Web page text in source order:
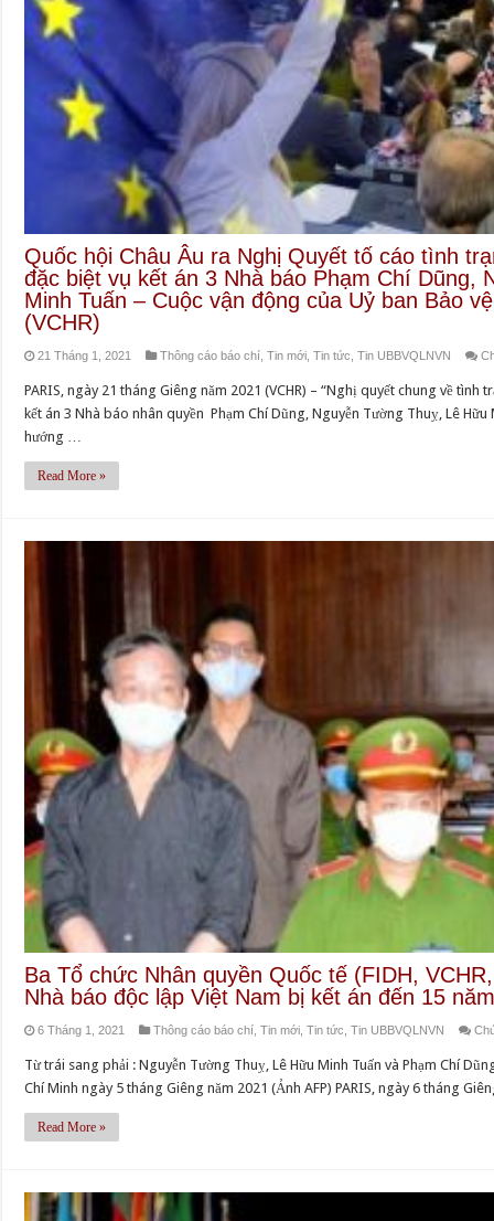
Quốc hội Châu Âu ra Nghị Quyết tố cáo tình
đặc biệt vụ kết án 3 Nhà báo Phạm Chí Dũng,
Minh Tuấn – Cuộc vận động của Uỷ ban Bảo
(VCHR)
21 Tháng 1, 2021 Thông cáo báo chí ,Tin mới ,Tin tức ,Tin UBBVQLNVN
PARIS, ngày 21 tháng Giêng năm 2021 (VCHR) – “Nghị quyết chung về
kết án 3 Nhà báo nhân quyền Phạm Chí Dũng, Nguyễn Tường Thuỵ, Lê
hướng …
Read More »
Ba Tổ chức Nhân quyền Quốc tế (FIDH,
Nhà báo độc lập Việt Nam bị kết án đến 15
6 Tháng 1, 2021 Thông cáo báo chí ,Tin mới ,Tin tức ,Tin UBBVQLNVN
Từ trái sang phải : Nguyễn Tường Thuỵ, Lê Hữu Minh Tuấn và Phạm Chí
Chí Minh ngày 5 tháng Giêng năm 2021 (Ảnh AFP) PARIS, ngày 6 tháng
Read More »